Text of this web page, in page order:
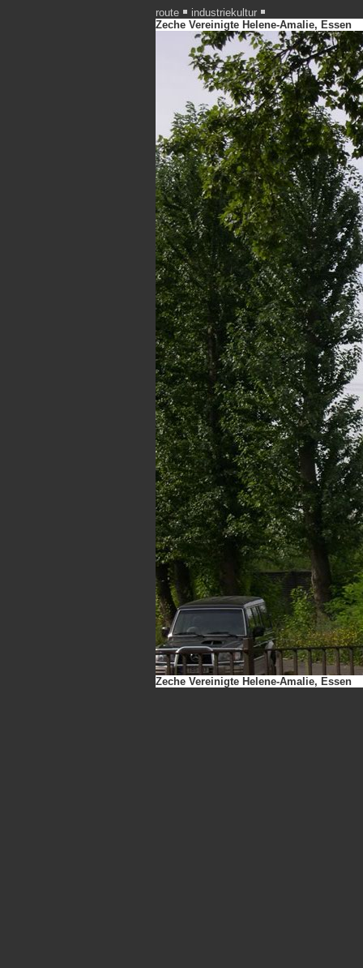
route
industriekultur
Zeche Vereinigte Helene-Amalie, Essen
Zeche Vereinigte Helene-Amalie, Essen